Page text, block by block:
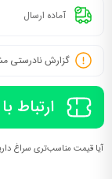
آماده ارسال
گزارش نادرستی
ارتباط
آیا قیمت مناسب‌تری سراغ